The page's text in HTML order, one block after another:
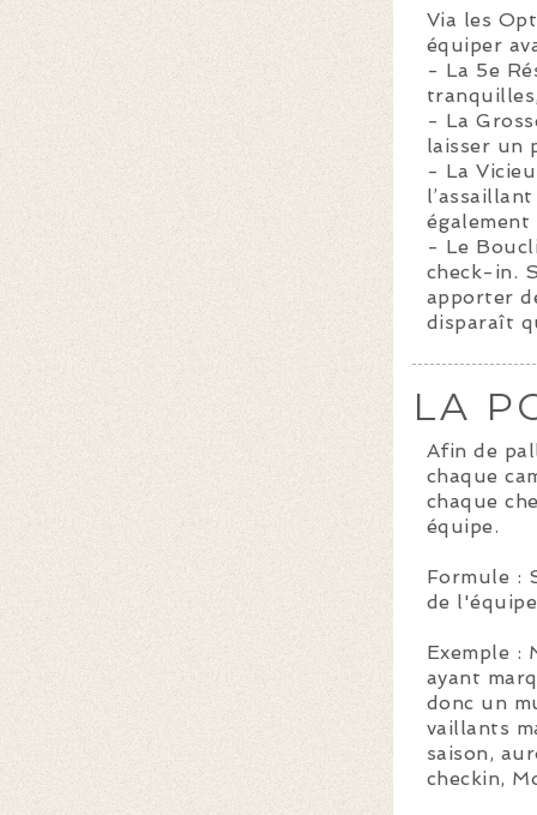
Via les
équiper
- La 5e
- La
laisser un
- La
- Le
check-in.
apporter
disparaît
LA
Afin de
chaque
chaque
équipe.
Formule :
de
Exemple :
ayant
donc un
vaillants
saison,
checkin,